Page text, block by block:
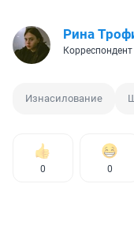
Рина
Корреспондент
Изнасилование
0 0